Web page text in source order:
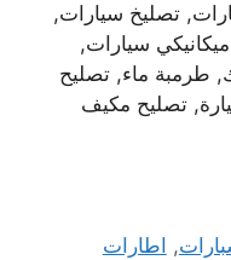
تصليخ سيارات,
سيارات,
طرمبة ماء, تصليح
تصليح مكيف
, اطارات